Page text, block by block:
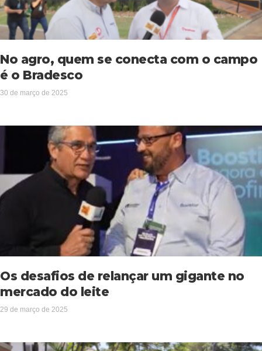
No agro, quem se conecta com o campo
é o Bradesco
30 de março de 2025
Os desafios de relançar um gigante no
mercado do leite
29 de março de 2025